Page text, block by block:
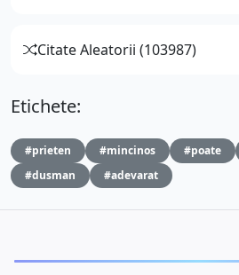
Citate Aleatorii (103987)
Etichete:
#prieten #mincinos #poate
#dusman
#adevarat